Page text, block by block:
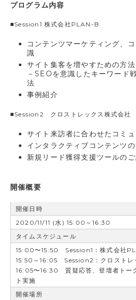
プログラム内容
■Session1 株式会社PLAN-B
コンテンツマーケティング、
識
サイト集客を増やすための方法
－SEOを意識したキーワード
法
事例紹介
■Session2 クロストレックス株式会社
サイト来訪者に合わせたコミ
インタラクティブコンテンツ
新規リード獲得支援ツールの
開催概要
開催日時
2020/11/11 (水) 15:00～16:30
タイムスケジュール
15:00〜15:50 Session1：株式会社
15:50～16:05 Session2：クロストレ
16:05〜16:30 質疑応答、登壇者トー
ト実施
開催場所